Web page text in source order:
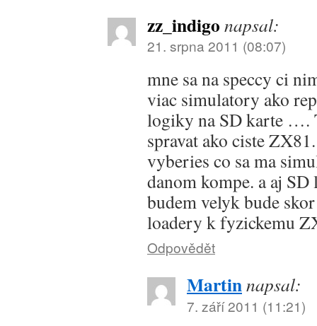
zz_indigo napsal:
21. srpna 2011 (08:07)
mne sa na speccy ci
viac simulatory ako
logiky na SD karte ….
spravat ako ciste
vyberies co sa ma
danom kompe. a aj
budem velyk bude
loadery k fyzickemu
Odpovědět
Martinnapsal:
7. září 2011 (11:21)